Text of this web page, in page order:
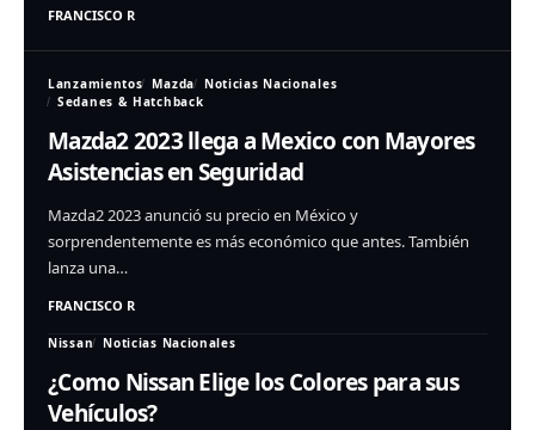
FRANCISCO R
Lanzamientos Mazda
Noticias Nacionales
Sedanes & Hatchback
Mazda2 2023 llega a Mexico con Mayores
Asistencias en Seguridad
Mazda2 2023 anunció su precio en México y
sorprendentemente es más económico que antes. También
lanza una…
FRANCISCO R
Nissan Noticias Nacionales
¿Como Nissan Elige los Colores para sus
Vehículos?